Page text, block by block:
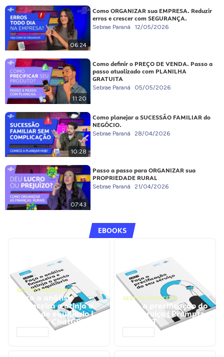
06:24
Como ORGANIZAR sua EMPRESA. Reduzir
erros e crescer com SEGURANÇA.
Sebrae Paraná 12/05/2026
11:20
Como definir o PREÇO DE VENDA. Passo a
passo atualizado com PLANILHA
GRATUITA
Sebrae Paraná 05/05/2026
10:28
Como planejar a SUCESSÃO FAMILIAR do
NEGÓCIO.
Sebrae Paraná 28/04/2026
07:43
Passo a passo para ORGANIZAR sua
PROPRIEDADE RURAL
Sebrae Paraná 21/04/2026
EBOOKS
GESTÃO FINANCEIRA
Faça a análise
financeira e atinja o
ponto de equilíbrio |
Prompts ChatGPT
GESTÃO FINANCEIRA
Faça a precificação do
seu serviço | Prompts
ChatGPT